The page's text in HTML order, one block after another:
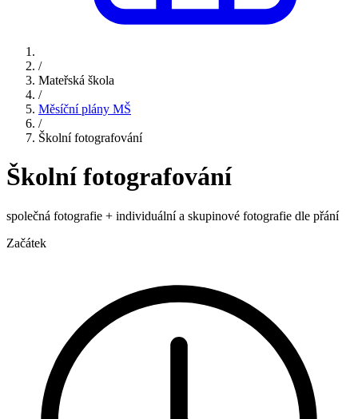
/
Mateřská škola
/
Měsíční plány MŠ
/
Školní fotografování
Školní fotografování
společná fotografie + individuální a skupinové fotografie dle přání
Začátek